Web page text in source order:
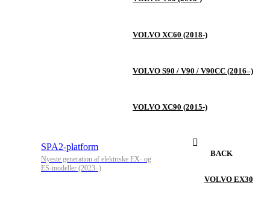
VOLVO XC60 (2018-)
VOLVO S90 / V90 / V90CC (2016–)
VOLVO XC90 (2015-)
SPA2-platform
Nyeste generation af elektriske EX- og
ES-modeller (2023–)
BACK
VOLVO EX30